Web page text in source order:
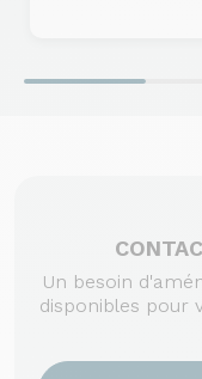
Un besoin
disponibles pour